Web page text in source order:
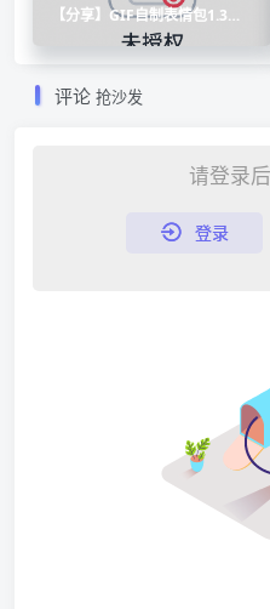
【分享】GIF自制表情包1.3🔥
自制快乐恶搞专用！无敌版
评论 抢沙发
请登录
登录